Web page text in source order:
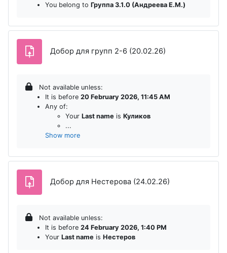
You belong to Группа 3.1.0 (Андреева Е.М.)
Добор для групп 2-6 (20.02.26)
Not available unless:
It is before 20 February 2026, 11:45 AM
Any of:
Your Last name is Куликов
...
Show more
Добор для Нестерова (24.02.26)
Not available unless:
It is before 24 February 2026, 1:40 PM
Your Last name is Нестеров